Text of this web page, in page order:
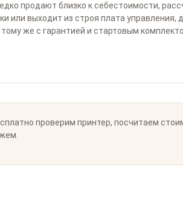
продают близко к себестоимости,
или выходит из строя плата управления,
же с гарантией и стартовым
проверим принтер, посчитаем